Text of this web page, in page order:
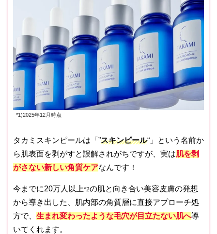
*1)2025年12月時点
タカミスキンピールは「”スキンピール“」という名前か
ら肌表面を剥がすと誤解されがちですが、実は肌を剥
がさない新しい角質ケアなんです！
今までに20万人以上*2の肌と向き合い美容皮膚の発想
から導き出した、肌内部の角質層に直接アプローチ処
方で、 生まれ変わったような毛穴が目立たない肌へ導
いてくれます。